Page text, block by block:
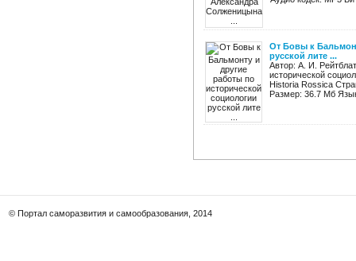
От Бовы к
русской лите ...
Автор: А. И.
исторической
Historia Rossica
Размер: 36.7 Мб
© Портал саморазвития и самообразования, 2014